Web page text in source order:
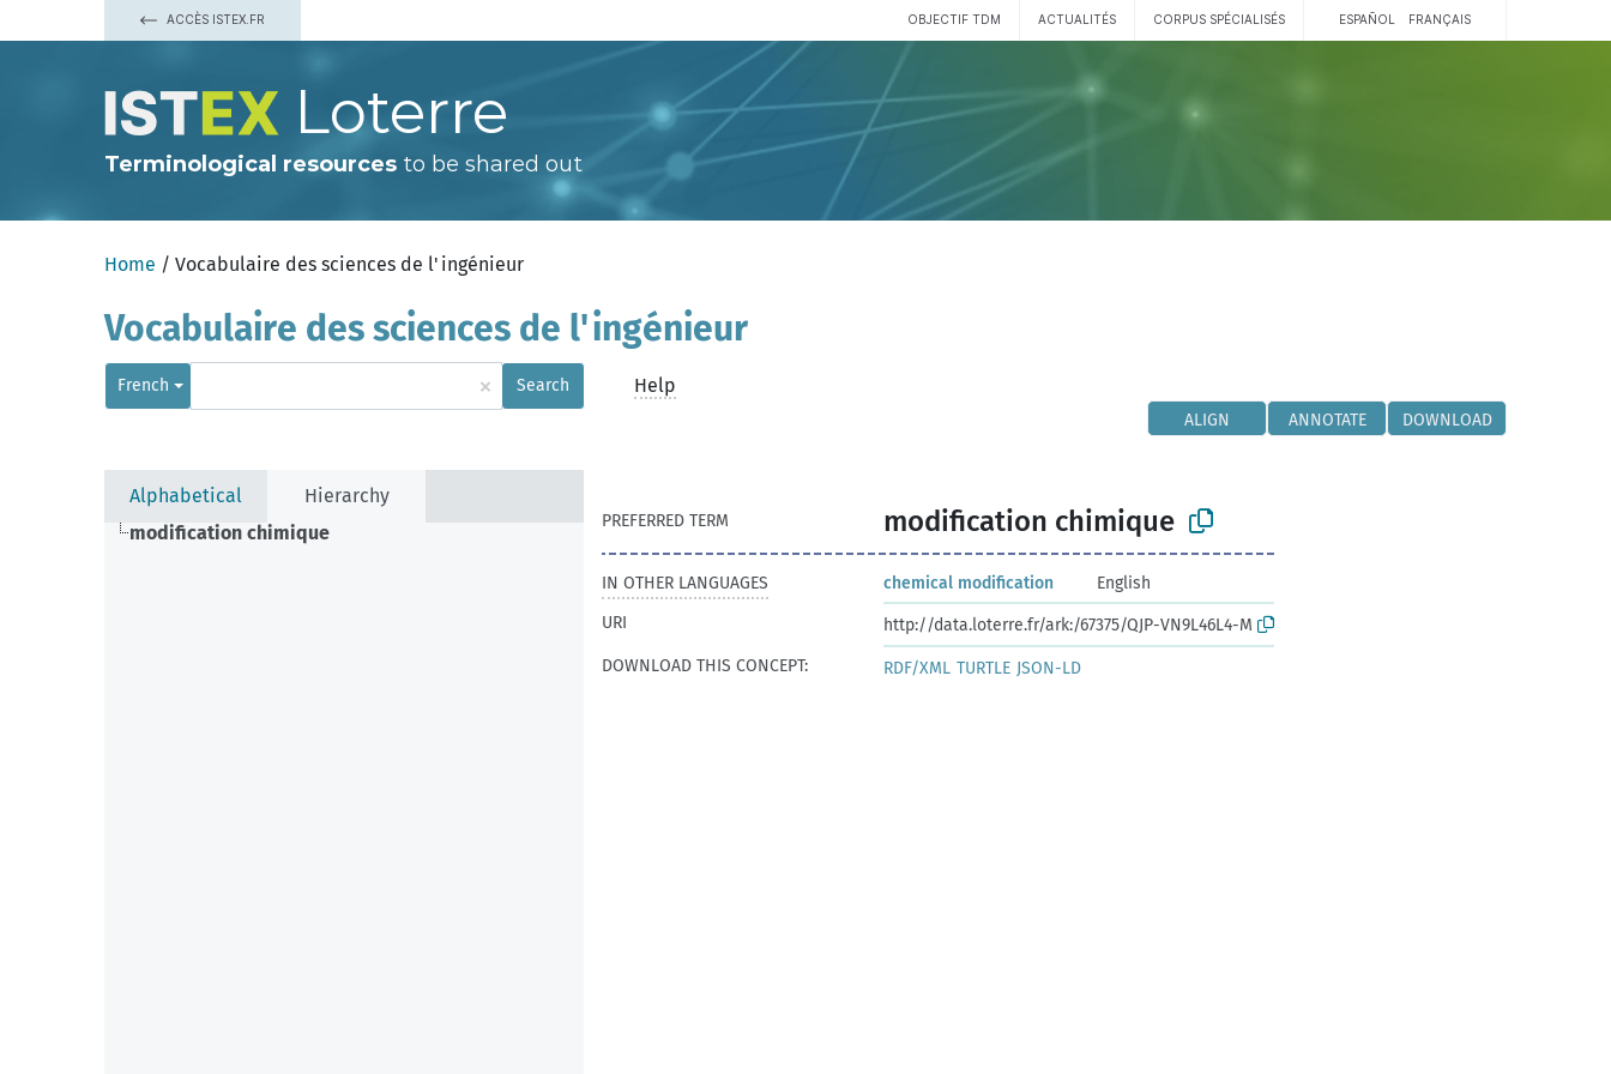
ACCÈS ISTEX.FR OBJECTIF TDM ACTUALITÉS CORPUS SPÉCIALISÉS ESPAÑOL FRANÇAIS
Loterre
Terminological resources to be shared out
Home / Vocabulaire des sciences de l'ingénieur
Vocabulaire des sciences de l'ingénieur
French × Search Help
ALIGN ANNOTATE DOWNLOAD
Alphabetical
Hierarchy
modification chimique
PREFERRED TERM modification chimique
IN OTHER LANGUAGES chemical modification
English
URI
http://data.loterre.fr/ark:/67375/QJP-VN9L46L4-M
DOWNLOAD THIS CONCEPT:
RDF/XML TURTLE JSON-LD